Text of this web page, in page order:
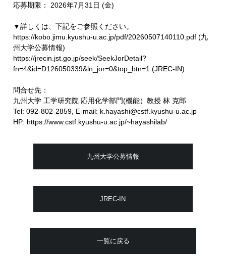
応募期限： 2026年7月31日 (金)
▼詳しくは、下記をご参照ください。
https://kobo.jimu.kyushu-u.ac.jp/pdf/20260507140110.pdf (九
州大学公募情報)
https://jrecin.jst.go.jp/seek/SeekJorDetail?
fn=4&id=D126050339&ln_jor=0&top_btn=1 (JREC-IN)
問合せ先：
九州大学 工学研究院 応用化学部門(機能）教授 林 克郎
Tel: 092-802-2859, E-mail: k.hayashi@cstf.kyushu-u.ac.jp
HP: https://www.cstf.kyushu-u.ac.jp/~hayashilab/
九州大学公募情報
JREC-IN
一覧に戻る